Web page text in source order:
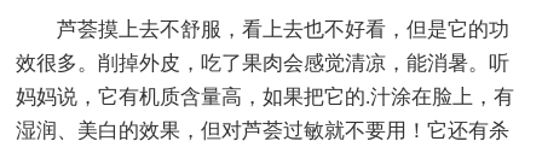
芦荟摸上去不舒服，看上去也不好看，但是它的功
效很多。削掉外皮，吃了果肉会感觉清凉，能消暑。听
妈妈说，它有机质含量高，如果把它的.汁涂在脸上，有
湿润、美白的效果，但对芦荟过敏就不要用！它还有杀